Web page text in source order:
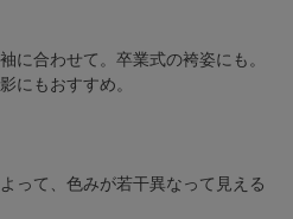
に合わせて。卒業式の袴姿にも。
にもおすすめ。
って、色みが若干異なって見える